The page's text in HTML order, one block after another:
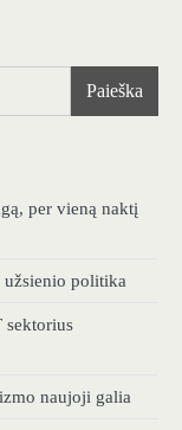
Paieška
per vieną naktį
užsienio politika
sektorius
naujoji galia